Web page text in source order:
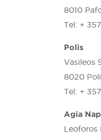
8010
Tel: +
Polis
Vasileos
8020
Tel: +
Agia
Leoforos